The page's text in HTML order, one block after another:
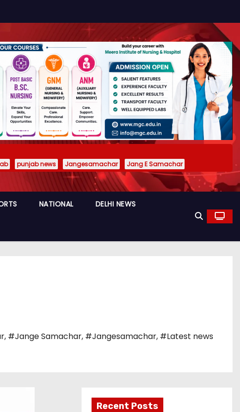
punjab news Jangesamachar Jang E Samachar
NATIONAL DELHI NEWS
, #Jange Samachar, #Jangesamachar, #Latest news
Recent Posts